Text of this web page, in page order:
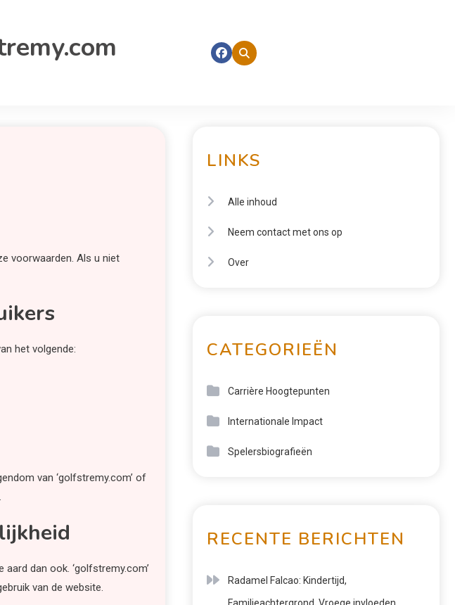
voorwaarden. Als u niet
het volgende:
van ‘golfstremy.com’ of
dan ook. ‘golfstremy.com’
van de website.
LINKS
Alle inhoud
Neem contact met ons op
Over
CATEGORIEËN
Carrière Hoogtepunten
Internationale Impact
Spelersbiografieën
RECENTE BERICHTEN
Radamel Falcao: Kindertijd,